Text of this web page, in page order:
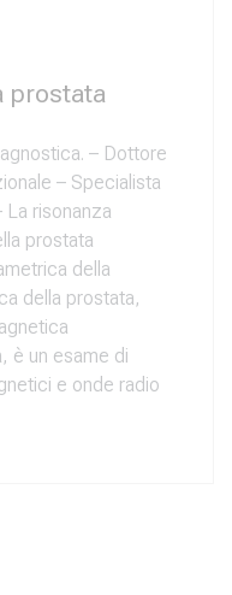
prostata
– Dottore
– Specialista
La risonanza
prostata
della
della prostata,
è un esame di
e onde radio